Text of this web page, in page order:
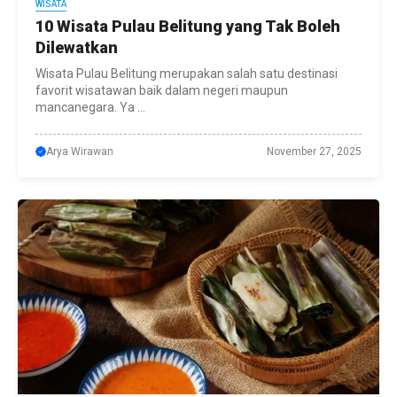
WISATA
10 Wisata Pulau Belitung yang Tak Boleh
Dilewatkan
Wisata Pulau Belitung merupakan salah satu destinasi
favorit wisatawan baik dalam negeri maupun
mancanegara. Ya ...
Arya Wirawan November 27, 2025